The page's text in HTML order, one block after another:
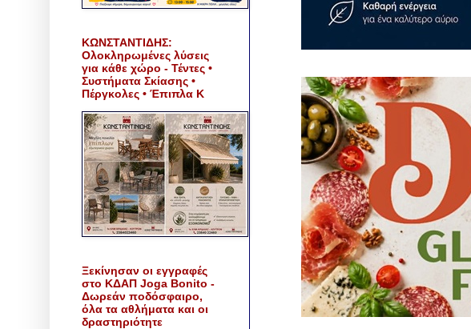
ΚΩΝΣΤΑΝΤΙΔΗΣ:
Ολοκληρωμένες λύσεις
για κάθε χώρο - Τέντες •
Συστήματα Σκίασης •
Πέργκολες • Έπιπλα Κ
Ξεκίνησαν οι εγγραφές
στο ΚΔΑΠ Joga Bonito -
Δωρεάν ποδόσφαιρο,
όλα τα αθλήματα και οι
δραστηριότητε